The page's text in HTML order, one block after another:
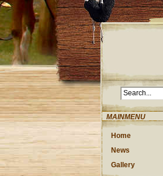
MAINMENU
Home
News
Gallery